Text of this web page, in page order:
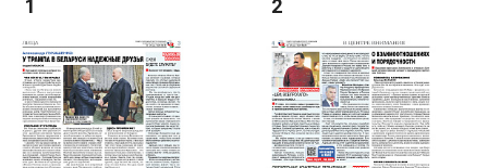
1 2